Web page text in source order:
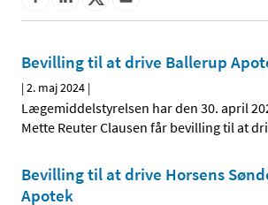
Bevilling til at drive Ballerup
|2. maj 2024 |
Lægemiddelstyrelsen har den 30. april
Mette Reuter Clausen får bevilling til at
Bevilling til at drive Horsens
Apotek